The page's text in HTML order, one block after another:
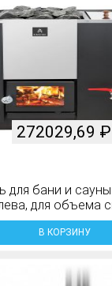
для бани и
для объема
272029,69 ₽
В КОРЗИНУ